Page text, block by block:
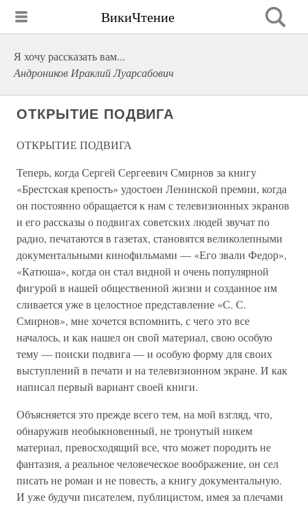
ВикиЧтение
Я хочу рассказать вам...
Андроников Ираклий Луарсабович
ОТКРЫТИЕ ПОДВИГА
ОТКРЫТИЕ ПОДВИГА
Теперь, когда Сергей Сергеевич Смирнов за книгу
«Брестская крепость» удостоен Ленинской премии, когда
он постоянно обращается к нам с телевизионных экранов
и его рассказы о подвигах советских людей звучат по
радио, печатаются в газетах, становятся великолепными
документальными кинофильмами — «Его звали Федор»,
«Катюша», когда он стал видной и очень популярной
фигурой в нашей общественной жизни и созданное им
сливается уже в целостное представление «С. С.
Смирнов», мне хочется вспомнить, с чего это все
началось, и как нашел он свой материал, свою особую
тему — поиски подвига — и особую форму для своих
выступлений в печати и на телевизионном экране. И как
написал первый вариант своей книги.
Объясняется это прежде всего тем, на мой взгляд, что,
обнаружив необыкновенный, не тронутый никем
материал, превосходящий все, что может породить не
фантазия, а реальное человеческое воображение, он сел
писать не роман и не повесть, а книгу документальную.
И уже будучи писателем, публицистом, имея за плечами